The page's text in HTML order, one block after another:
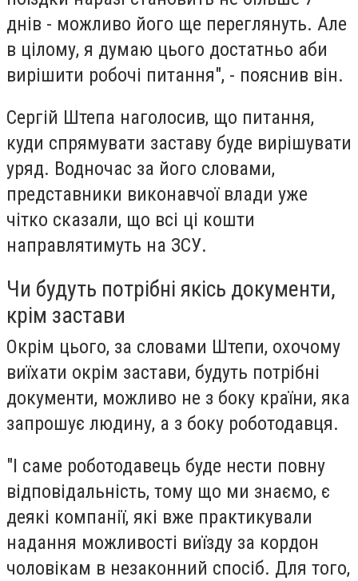
днів - можливо його ще переглянуть. Але
в цілому, я думаю цього достатньо аби
вирішити робочі питання", - пояснив він.
Сергій Штепа наголосив, що питання,
куди спрямувати заставу буде вирішувати
уряд. Водночас за його словами,
представники виконавчої влади уже
чітко сказали, що всі ці кошти
направлятимуть на ЗСУ.
Чи будуть потрібні якісь документи,
крім застави
Окрім цього, за словами Штепи, охочому
виїхати окрім застави, будуть потрібні
документи, можливо не з боку країни, яка
запрошує людину, а з боку роботодавця.
"І саме роботодавець буде нести повну
відповідальність, тому що ми знаємо, є
деякі компанії, які вже практикували
надання можливості виїзду за кордон
чоловікам в незаконний спосіб. Для того,